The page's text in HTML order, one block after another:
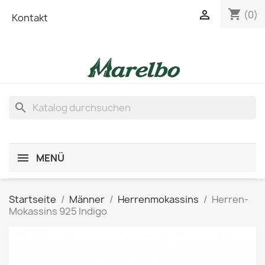
Kontakt shopping_cart (0)

search
MENÜ
Startseite Männer Herrenmokassins
Herren-
Mokassins 925 Indigo